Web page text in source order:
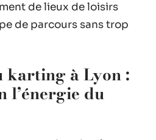
de lieux de loisirs
de parcours sans trop
karting à Lyon :
l’énergie du